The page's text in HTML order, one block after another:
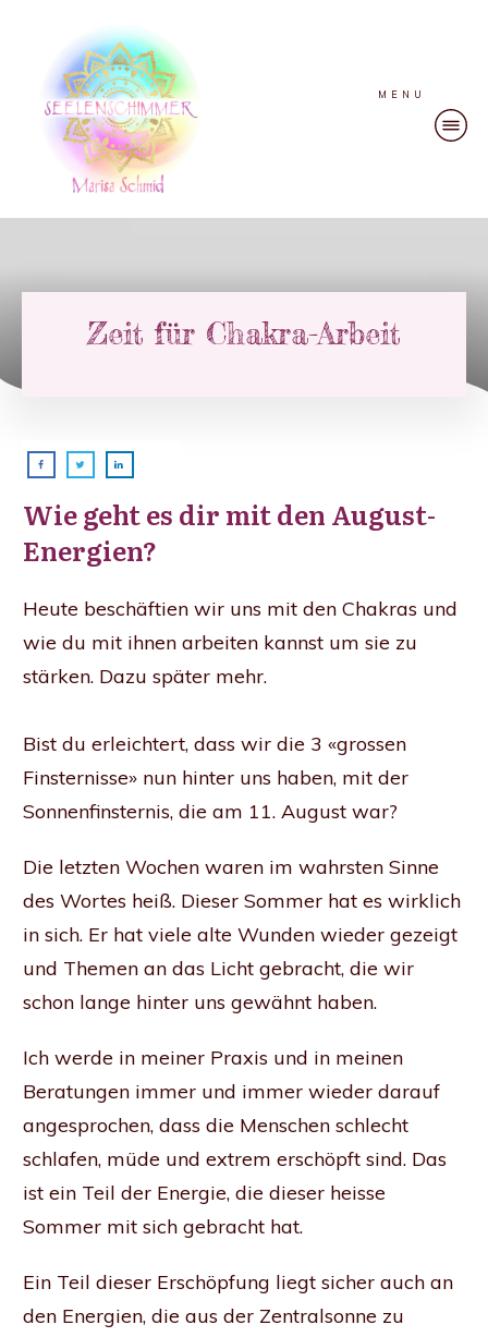
MENU
Zeit für Chakra-Arbeit
Wie geht es dir mit den August-
Energien?
Heute beschäftien wir uns mit den Chakras und
wie du mit ihnen arbeiten kannst um sie zu
stärken. Dazu später mehr.
Bist du erleichtert, dass wir die 3 «grossen
Finsternisse» nun hinter uns haben, mit der
Sonnenfinsternis, die am 11. August war?
Die letzten Wochen waren im wahrsten Sinne
des Wortes heiß. Dieser Sommer hat es wirklich
in sich. Er hat viele alte Wunden wieder gezeigt
und Themen an das Licht gebracht, die wir
schon lange hinter uns gewähnt haben.
Ich werde in meiner Praxis und in meinen
Beratungen immer und immer wieder darauf
angesprochen, dass die Menschen schlecht
schlafen, müde und extrem erschöpft sind. Das
ist ein Teil der Energie, die dieser heisse
Sommer mit sich gebracht hat.
Ein Teil dieser Erschöpfung liegt sicher auch an
den Energien, die aus der Zentralsonne zu